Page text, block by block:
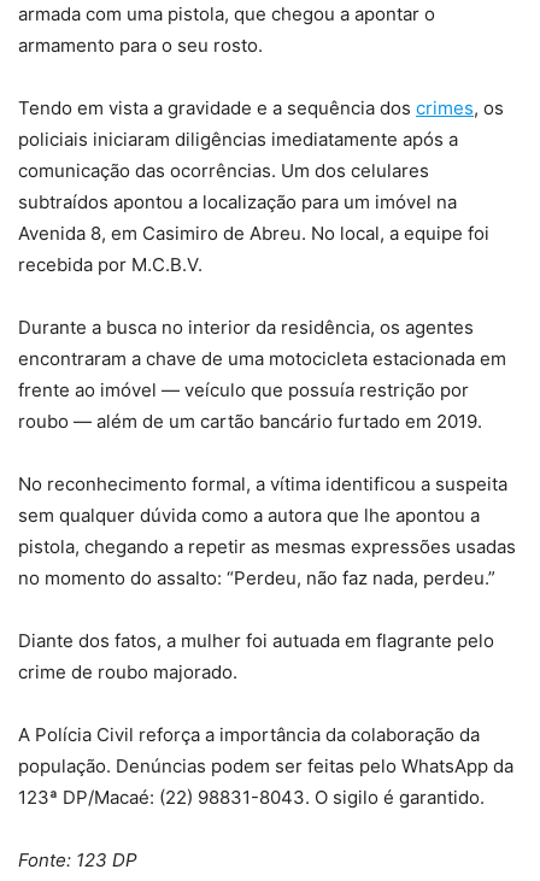
armada com uma pistola, que chegou a apontar o
armamento para o seu rosto.
Tendo em vista a gravidade e a sequência dos crimes, os
policiais iniciaram diligências imediatamente após a
comunicação das ocorrências. Um dos celulares
subtraídos apontou a localização para um imóvel na
Avenida 8, em Casimiro de Abreu. No local, a equipe foi
recebida por M.C.B.V.
Durante a busca no interior da residência, os agentes
encontraram a chave de uma motocicleta estacionada em
frente ao imóvel — veículo que possuía restrição por
roubo — além de um cartão bancário furtado em 2019.
No reconhecimento formal, a vítima identificou a suspeita
sem qualquer dúvida como a autora que lhe apontou a
pistola, chegando a repetir as mesmas expressões usadas
no momento do assalto: “Perdeu, não faz nada, perdeu.”
Diante dos fatos, a mulher foi autuada em flagrante pelo
crime de roubo majorado.
A Polícia Civil reforça a importância da colaboração da
população. Denúncias podem ser feitas pelo WhatsApp da
123ª DP/Macaé: (22) 98831-8043. O sigilo é garantido.
Fonte: 123 DP